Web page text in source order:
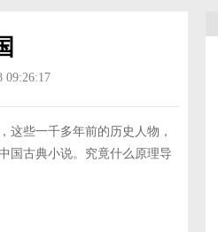
09:26:17
这些一千多年前的历史人物，
国古典小说。究竟什么原理导